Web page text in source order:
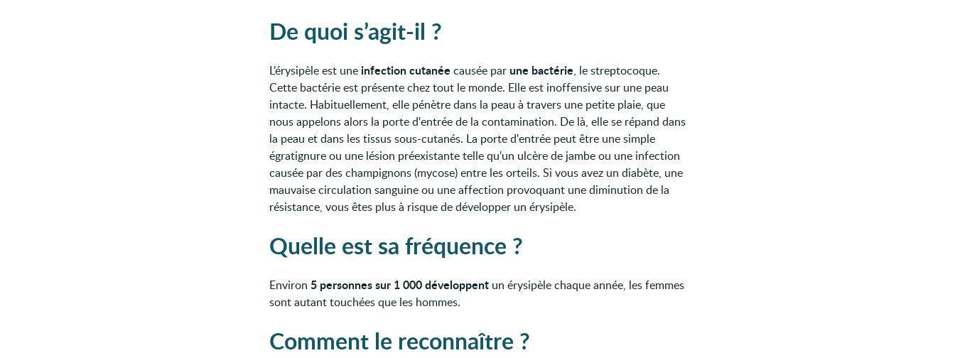
De quoi s’agit-il ?
L’érysipèle est uneinfection cutanée causée par une bactérie, le streptocoque.
Cette bactérie est présente chez tout le monde. Elle est inoffensive sur une peau
intacte. Habituellement, elle pénètre dans la peau à travers une petite plaie, que
nous appelons alors la porte d'entrée de la contamination. De là, elle se répand dans
la peau et dans les tissus sous-cutanés. La porte d'entrée peut être une simple
égratignure ou une lésion préexistante telle qu'un ulcère de jambe ou une infection
causée par des champignons (mycose) entre les orteils. Si vous avez un diabète, une
mauvaise circulation sanguine ou une affection provoquant une diminution de la
résistance, vous êtes plus à risque de développer un érysipèle.
Quelle est sa fréquence ?
Environ 5 personnes sur 1 000 développent un érysipèle chaque année, les femmes
sont autant touchées que les hommes.
Comment le reconnaître ?